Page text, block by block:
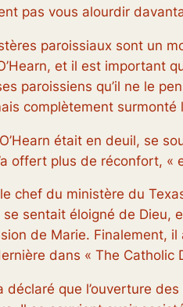
pas vous alourdir
paroissiaux sont un
et il est important
paroissiens qu’il ne le
complètement
était en deuil, se
offert plus de réconfort, «
chef du ministère du
se sentait éloigné de Dieu,
de Marie. Finalement,
dans « The
déclaré que l’ouverture